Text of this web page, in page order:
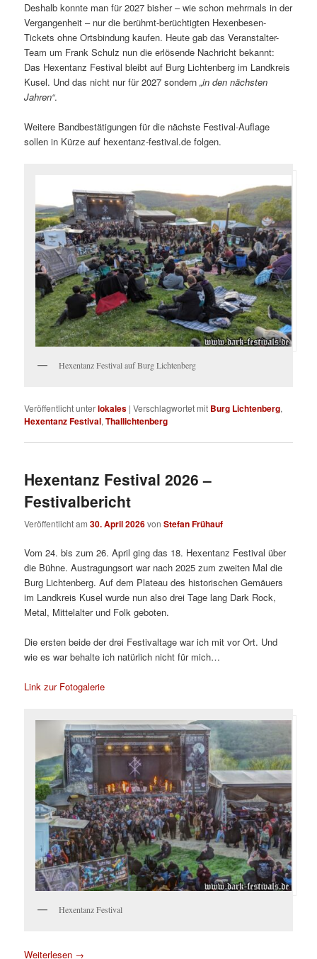
Deshalb konnte man für 2027 bisher – wie schon mehrmals in der
Vergangenheit – nur die berühmt-berüchtigten Hexenbesen-
Tickets ohne Ortsbindung kaufen. Heute gab das Veranstalter-
Team um Frank Schulz nun die erlösende Nachricht bekannt:
Das Hexentanz Festival bleibt auf Burg Lichtenberg im Landkreis
Kusel. Und das nicht nur für 2027 sondern„in den nächsten
Jahren“.
Weitere Bandbestätigungen für die nächste Festival-Auflage
sollen in Kürze auf hexentanz-festival.de folgen.
Hexentanz Festival auf Burg Lichtenberg
Veröffentlicht unterlokales |Verschlagwortet mit Burg Lichtenberg,
Hexentanz Festival,Thallichtenberg
Hexentanz Festival 2026 –
Festivalbericht
Veröffentlicht am30. April 2026vonStefan Frühauf
Vom 24. bis zum 26. April ging das 18. Hexentanz Festival über
die Bühne. Austragungsort war nach 2025 zum zweiten Mal die
Burg Lichtenberg. Auf dem Plateau des historischen Gemäuers
im Landkreis Kusel wurde nun also drei Tage lang Dark Rock,
Metal, Mittelalter und Folk geboten.
Die ersten beide der drei Festivaltage war ich mit vor Ort. Und
wie es war behalte ich natürlich nicht für mich…
Link zur Fotogalerie
Hexentanz Festival
Weiterlesen →